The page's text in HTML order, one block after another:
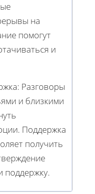
на
помогут
и
Разговоры
и близкими
Поддержка
получить